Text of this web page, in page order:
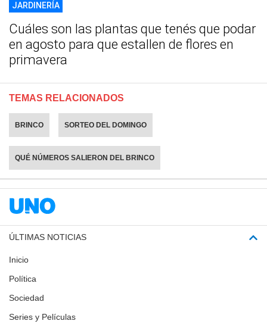
JARDINERÍA
Cuáles son las plantas que tenés que podar
en agosto para que estallen de flores en
primavera
TEMAS RELACIONADOS
BRINCO SORTEO DEL DOMINGO
QUÉ NÚMEROS SALIERON DEL BRINCO
ÚLTIMAS NOTICIAS
Inicio
Política
Sociedad
Series y Películas